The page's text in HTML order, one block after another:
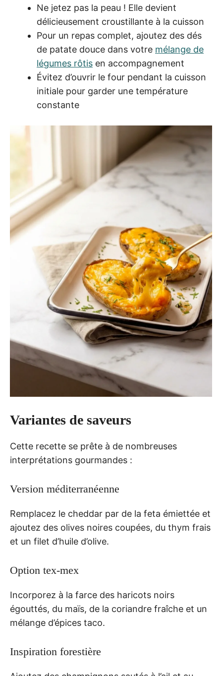
Ne jetez pas la peau ! Elle devient
délicieusement croustillante à la cuisson
Pour un repas complet, ajoutez des dés
de patate douce dans votre mélange de
légumes rôtis en accompagnement
Évitez d’ouvrir le four pendant la cuisson
initiale pour garder une température
constante
Variantes de saveurs
Cette recette se prête à de nombreuses
interprétations gourmandes :
Version méditerranéenne
Remplacez le cheddar par de la feta émiettée et
ajoutez des olives noires coupées, du thym frais
et un filet d’huile d’olive.
Option tex-mex
Incorporez à la farce des haricots noirs
égouttés, du maïs, de la coriandre fraîche et un
mélange d’épices taco.
Inspiration forestière